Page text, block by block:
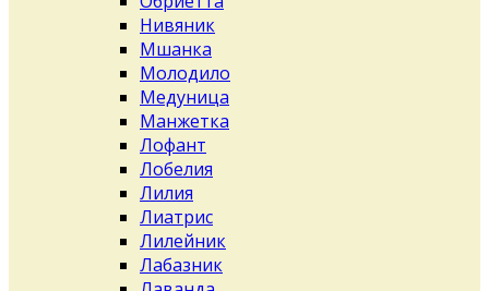
Нивяник
Мшанка
Молодило
Медуница
Манжетка
Лофант
Лобелия
Лилия
Лиатрис
Лилейник
Лабазник